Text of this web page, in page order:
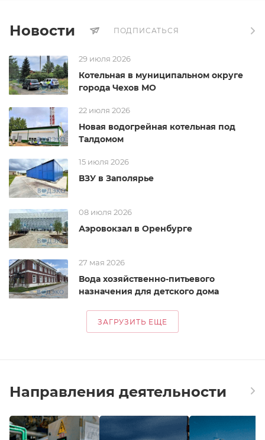
Новости ПОДПИСАТЬСЯ
29 июля 2026
Котельная в муниципальном округе
города Чехов МО
22 июля 2026
Новая водогрейная котельная под
Талдомом
15 июля 2026
ВЗУ в Заполярье
08 июля 2026
Аэровокзал в Оренбурге
27 мая 2026
Вода хозяйственно-питьевого
назначения для детского дома
ЗАГРУЗИТЬ ЕЩЕ
Направления деятельности